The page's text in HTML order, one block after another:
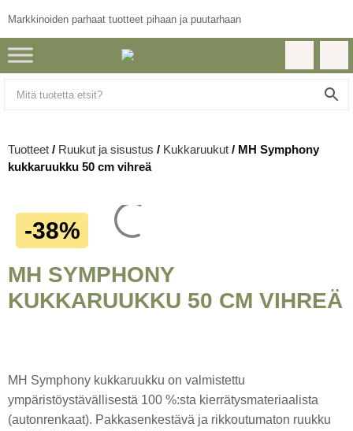
Markkinoiden parhaat tuotteet pihaan ja puutarhaan
Tuotteet / Ruukut ja sisustus / Kukkaruukut / MH Symphony
kukkaruukku 50 cm vihreä
-38%
MH SYMPHONY
KUKKARUUKKU 50 CM VIHREÄ
MH Symphony kukkaruukku on valmistettu
ympäristöystävällisestä 100 %:sta kierrätysmateriaalista
(autonrenkaat). Pakkasenkestävä ja rikkoutumaton ruukku